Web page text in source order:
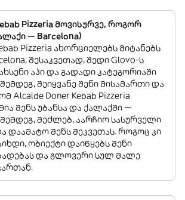
Pizzeria მოვისურვე, როგორ
— Barcelona)
Pizzeria ახორციელებს მიტანებს
შესაკვეთად, შედი Glovo-ს
აპი და გადადი კატეგორიაში
შემდეგ, შეიყვანე შენი მისამართი და
Alcalde Doner Kebab Pizzeria
შენს უბანსა და ქალაქში —
შემდეგ, შეძლებ, აარჩიო სასურველი
დაამატო შენს შეკვეთას. როგოც კი
ობიექტი დაიწყებს შენი
და გლოვერი სულ მალე